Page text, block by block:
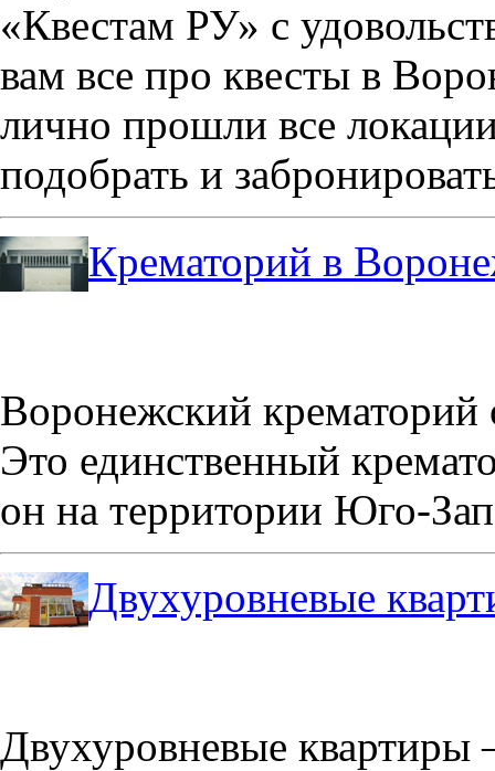
«Квестам РУ» с
вам все про квесты в
лично прошли все
подобрать и
Крематорий в
Воронежский крематорий
Это единственный
он на территории Юго-
Двухуровневые
Двухуровневые квартиры